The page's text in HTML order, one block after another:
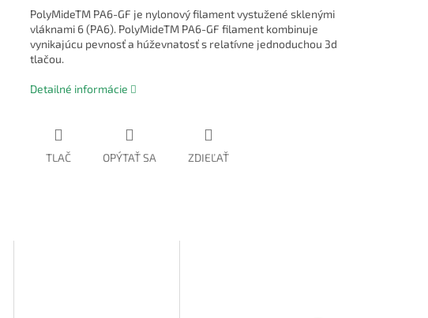
PolyMideTM PA6-GF je nylonový filament vystužené sklenými
vláknami 6 (PA6). PolyMideTM PA6-GF filament kombinuje
vynikajúcu pevnosť a húževnatosť s relatívne jednoduchou 3d
tlačou.
Detailné informácie
TLAČ OPÝTAŤ SA ZDIEĽAŤ